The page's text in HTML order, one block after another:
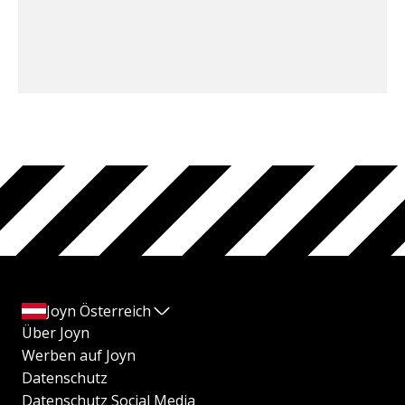
Joyn Österreich
Über Joyn
Werben auf Joyn
Datenschutz
Datenschutz Social Media